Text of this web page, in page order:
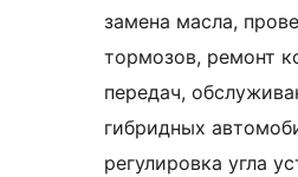
замена масла,
тормозов, ремонт
передач,
гибридных
регулировка угла